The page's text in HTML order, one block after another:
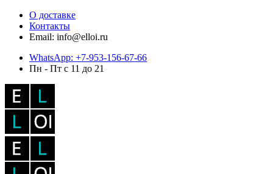
О доставке
Контакты
Email: info@elloi.ru
WhatsApp: +7-953-156-67-66
Пн - Пт с 11 до 21